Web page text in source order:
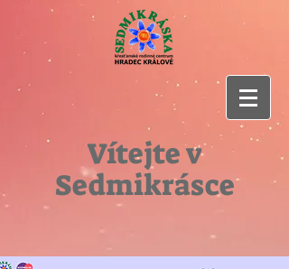
Vítejte v
Sedmikrásce